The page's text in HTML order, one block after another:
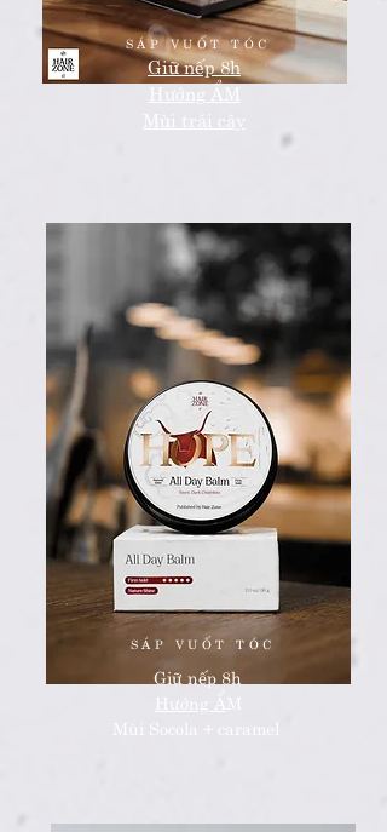
SÁP VUỐT TÓC
Giữ nếp 8h
​Hướng ẨM
​Mùi trái cây
SÁP VUỐT TÓC
Giữ nếp 8h
Hướng Ẩ M
Mùi Socola + caramel